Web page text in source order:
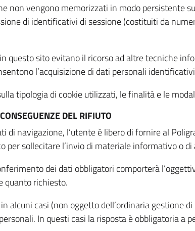
non vengono memorizzati in modo persistente
di identificativi di sessione (costituiti da
questo sito evitano il ricorso ad altre tecniche
l’acquisizione di dati personali
tipologia di cookie utilizzati, le finalità e le
DEL RIFIUTO
di navigazione, l’utente è libero di fornire al
per sollecitare l’invio di materiale informativo o
dei dati obbligatori comporterà
quanto richiesto.
alcuni casi (non oggetto dell’ordinaria gestione
In questi casi la risposta è obbligatoria a